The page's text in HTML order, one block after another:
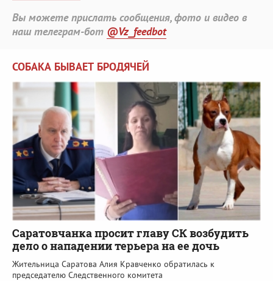
Вы можете прислать сообщения, фото и видео в
наш телеграм-бот @Vz_feedbot
СОБАКА БЫВАЕТ БРОДЯЧЕЙ
Саратовчанка просит главу СК возбудить
дело о нападении терьера на ее дочь
Жительница Саратова Алия Кравченко обратилась к
председателю Следственного комитета